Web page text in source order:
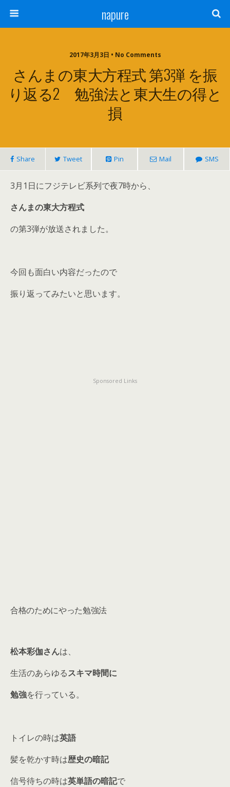
napure
2017年3月3日 • No Comments
さんまの東大方程式 第3弾 を振
り返る2 勉強法と東大生の得と
損
Share Tweet Pin Mail SMS
3月1日にフジテレビ系列で夜7時から、
さんまの東大方程式
の第3弾が放送されました。
今回も面白い内容だったので
振り返ってみたいと思います。
Sponsored Links
合格のためにやった勉強法
松本彩伽さんは、
生活のあらゆるスキマ時間に
勉強を行っている。
トイレの時は英語
髪を乾かす時は歴史の暗記
信号待ちの時は英単語の暗記で